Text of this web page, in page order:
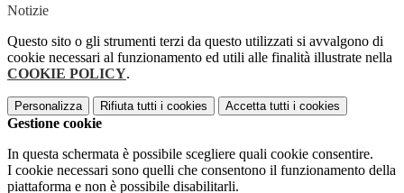
Notizie
Questo sito o gli strumenti terzi da questo utilizzati si avvalgono di
cookie necessari al funzionamento ed utili alle finalità illustrate nella
COOKIE POLICY.
Personalizza Rifiuta tutti i cookies Accetta tutti i cookies
Gestione cookie
In questa schermata è possibile scegliere quali cookie consentire.
I cookie necessari sono quelli che consentono il funzionamento della
piattaforma e non è possibile disabilitarli.